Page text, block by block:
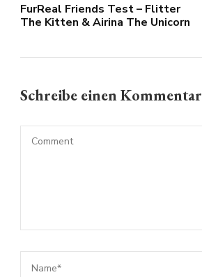
FurReal Friends Test – Flitter
The Kitten & Airina The Unicorn
Schreibe einen Kommentar